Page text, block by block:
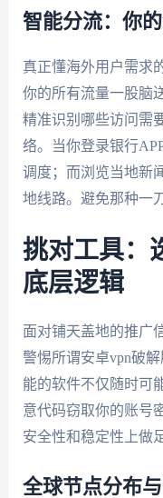
智能分流：你
真正懂海外用户需求
你的所有流量一股脑
精准识别哪些访问需
络。当你登录银行
调度；而浏览当地新
地线路。避免那种一
挑对工具：
底层逻辑
面对铺天盖地的推广
警惕所谓安卓vpn破
能的软件不仅随时可
意代码窃取你的账号
安全性和稳定性上做
全球节点分布